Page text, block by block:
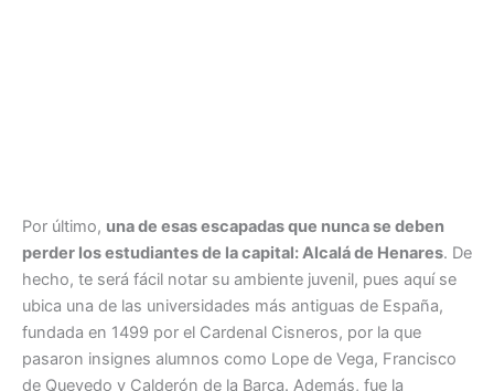
Por último, una de esas escapadas que nunca se deben
perder los estudiantes de la capital: Alcalá de Henares. De
hecho, te será fácil notar su ambiente juvenil, pues aquí se
ubica una de las universidades más antiguas de España,
fundada en 1499 por el Cardenal Cisneros, por la que
pasaron insignes alumnos como Lope de Vega, Francisco
de Quevedo y Calderón de la Barca. Además, fue la